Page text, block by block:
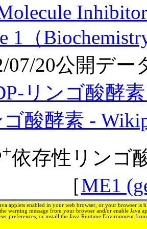
1（
07/20公開デー
リンゴ酸酵
ゴ酸酵素 -
+依存性リンゴ
［ME1
applets enabled in your web browser, or your browser is
warning message from your browser and/or enable Java
preferences, or install the Java Runtime Environment